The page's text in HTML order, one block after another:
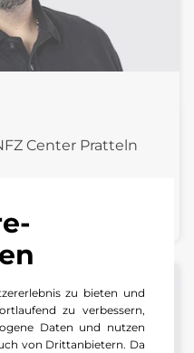
zu bieten und
zu verbessern,
Daten und nutzen
von Drittanbietern. Da
Center Pratteln